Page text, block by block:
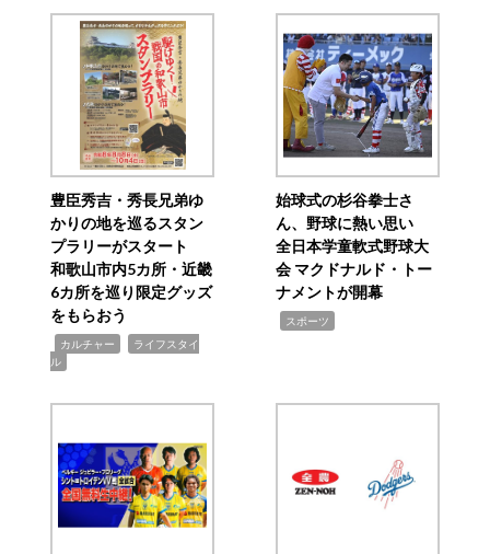
豊臣秀吉・秀長兄弟ゆ
かりの地を巡るスタン
プラリーがスタート
和歌山市内5カ所・近畿
6カ所を巡り限定グッズ
をもらおう
カルチャー
ライフスタイ
ル
始球式の杉谷拳士さ
ん、野球に熱い思い
全日本学童軟式野球大
会 マクドナルド・トー
ナメントが開幕
スポーツ